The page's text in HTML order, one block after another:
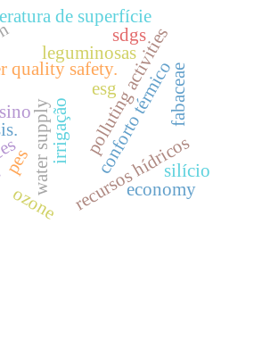
quality safety.
water supply polluting activities
recursos hídricos
irrigação conforto térmico
de superfície
economy
pes
esg fabaceae
leguminosas
silício
sdgs
ozone